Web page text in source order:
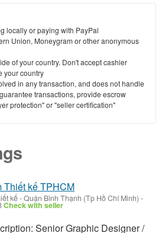
locally or paying with PayPal
Union, Moneygram or other anonymous
of your country. Don't accept cashier
your country
in any transaction, and does not handle
transactions, provide escrow
protection" or "seller certification"
Thiết kế TPHCM
kế-Quận Bình Thạnh (Tp Hồ Chí Minh) -
Check with seller
Senior Graphic Designer /